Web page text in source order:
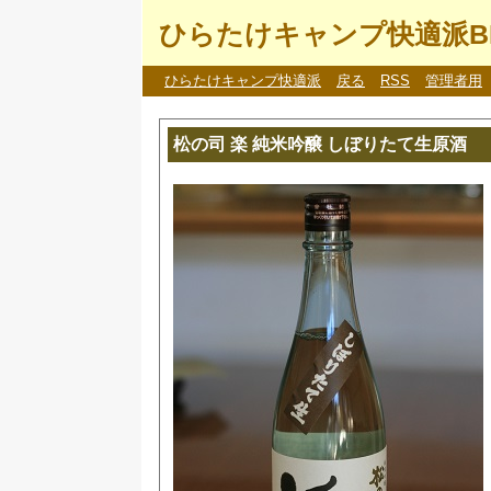
ひらたけキャンプ快適派
ひらたけキャンプ快適派 戻る RSS 管理者用
松の司 楽 純米吟醸 しぼりたて生原酒